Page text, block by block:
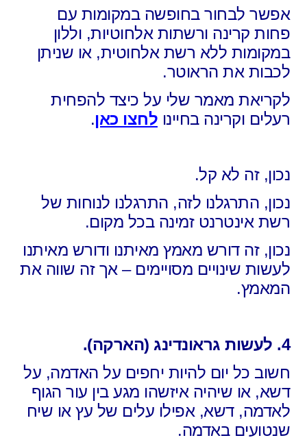
אפשר לבחור בחופשה במקומות עם
פחות קרינה ורשתות אלחוטיות, וללון
במקומות ללא רשת אלחוטית, או שניתן
לכבות את הראוטר.
לקריאת מאמר שלי על כיצד להפחית
רעלים וקרינה בחיינו לחצו כאן.
נכון, זה לא קל.
נכון, התרגלנו לזה, התרגלנו לנוחות של
רשת אינטרנט זמינה בכל מקום.
נכון, זה דורש מאמץ מאיתנו ודורש מאיתנו
לעשות שינויים מסויימים – אך זה שווה את
המאמץ.
4. לעשות גראונדינג (הארקה).
חשוב כל יום להיות יחפים על האדמה, על
דשא, או שיהיה איזשהו מגע בין עור הגוף
לאדמה, דשא, אפילו עלים של עץ או שיח
שנטועים באדמה.